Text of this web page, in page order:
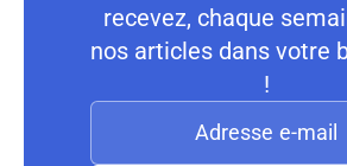
recevez, chaque
nos articles dans votre
!